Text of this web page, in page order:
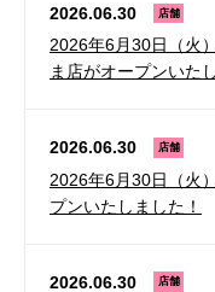
2026.06.30 店舗
2026年6月30日（火
ま店がオープンいた
2026.06.30 店舗
2026年6月30日（火
プンいたしました！
2026.06.30 店舗